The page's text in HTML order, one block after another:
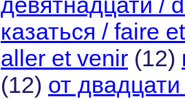
казаться / faire
aller et venir (12)
(12) от